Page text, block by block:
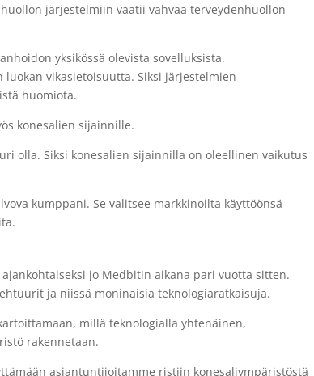
järjestelmiin vaatii vahvaa terveydenhuollon
yksikössä olevista sovelluksista.
vikasietoisuutta. Siksi järjestelmien
huomiota.
konesalien sijainnille.
olla. Siksi konesalien sijainnilla on oleellinen vaikutus
kumppani. Se valitsee markkinoilta käyttöönsä
jo Medbitin aikana pari vuotta sitten.
ja niissä moninaisia teknologiaratkaisuja.
millä teknologialla yhtenäinen,
rakennetaan.
asiantuntijoitamme ristiin konesaliympäristöstä